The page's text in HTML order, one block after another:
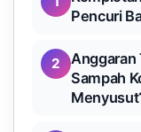
Pencuri
2
Anggaran
Sampah